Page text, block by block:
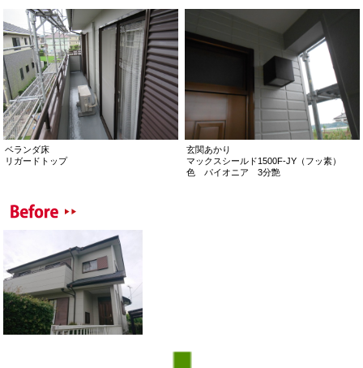
ベランダ床
リガードトップ
玄関あかり
マックスシールド1500F-JY（フッ素）
色 パイオニア 3分艶